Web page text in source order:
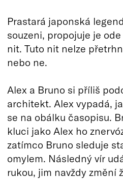
Prastará japonská
souzeni, propojuje je
nit. Tuto nit nelze
nebo ne.
Alex a Bruno si příliš
architekt. Alex vypadá,
se na obálku časopisu.
kluci jako Alex ho
zatímco Bruno sleduje
omylem. Následný vír
rukou, jim navždy změní